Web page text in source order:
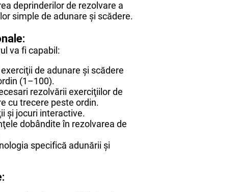
deprinderilor de rezolvare a
simple de adunare şi scădere.
va fi capabil:
de adunare şi scădere
(1–100).
rezolvării exerciţiilor de
cu trecere peste ordin.
şi jocuri interactive.
dobândite în rezolvarea de
specifică adunării și